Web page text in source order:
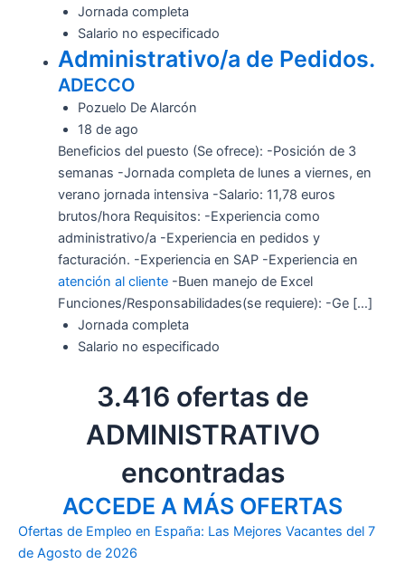
Jornada completa
Salario no especificado
Administrativo/a de Pedidos.
ADECCO
Pozuelo De Alarcón
18 de ago
Beneficios del puesto (Se ofrece): -Posición de 3
semanas -Jornada completa de lunes a viernes, en
verano jornada intensiva -Salario: 11,78 euros
brutos/hora Requisitos: -Experiencia como
administrativo/a -Experiencia en pedidos y
facturación. -Experiencia en SAP -Experiencia en
atención al cliente-Buen manejo de Excel
Funciones/Responsabilidades(se requiere): -Ge […]
Jornada completa
Salario no especificado
3.416 ofertas de
ADMINISTRATIVO
encontradas
ACCEDE A MÁS OFERTAS
Ofertas de Empleo en España: Las Mejores Vacantes del 7
de Agosto de 2026